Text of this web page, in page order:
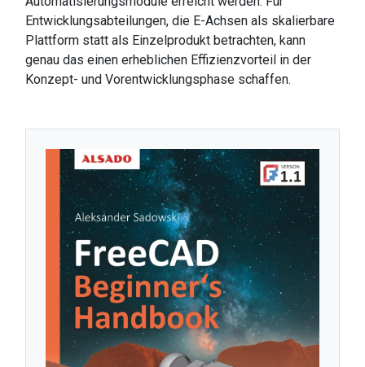
Entwicklungsabteilungen, die E-Achsen als skalierbare
Plattform statt als Einzelprodukt betrachten, kann
genau das einen erheblichen Effizienzvorteil in der
Konzept- und Vorentwicklungsphase schaffen.